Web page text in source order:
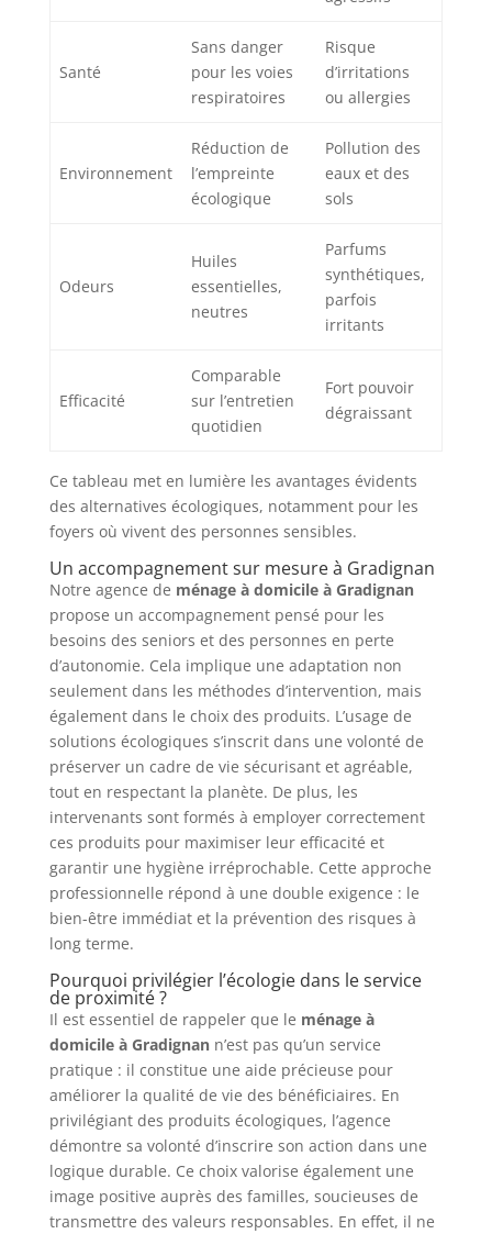
Santé
Sans danger
pour les voies
respiratoires
Risque
d’irritations
ou allergies
Environnement
Réduction de
l’empreinte
écologique
Pollution des
eaux et des
sols
Odeurs
Huiles
essentielles,
neutres
Parfums
synthétiques,
parfois
irritants
Efficacité
Comparable
sur l’entretien
quotidien
Fort pouvoir
dégraissant
Ce tableau met en lumière les avantages évidents
des alternatives écologiques, notamment pour les
foyers où vivent des personnes sensibles.
Un accompagnement sur mesure à Gradignan
Notre agence de ménage à domicile à Gradignan
propose un accompagnement pensé pour les
besoins des seniors et des personnes en perte
d’autonomie. Cela implique une adaptation non
seulement dans les méthodes d’intervention, mais
également dans le choix des produits. L’usage de
solutions écologiques s’inscrit dans une volonté de
préserver un cadre de vie sécurisant et agréable,
tout en respectant la planète. De plus, les
intervenants sont formés à employer correctement
ces produits pour maximiser leur efficacité et
garantir une hygiène irréprochable. Cette approche
professionnelle répond à une double exigence : le
bien-être immédiat et la prévention des risques à
long terme.
Pourquoi privilégier l’écologie dans le service
de proximité ?
Il est essentiel de rappeler que le ménage à
domicile à Gradignann’est pas qu’un service
pratique : il constitue une aide précieuse pour
améliorer la qualité de vie des bénéficiaires. En
privilégiant des produits écologiques, l’agence
démontre sa volonté d’inscrire son action dans une
logique durable. Ce choix valorise également une
image positive auprès des familles, soucieuses de
transmettre des valeurs responsables. En effet, il ne